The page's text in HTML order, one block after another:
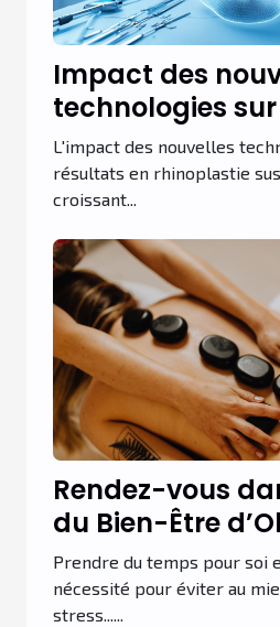
Impact des
technologies
résultats en
L'impact des nouvelles
résultats en rhinoplastie
croissant...
Rendez-vous
du Bien-Être
pour un
relaxant à Paris
Prendre du temps pour soi
nécessité pour éviter au
stress......